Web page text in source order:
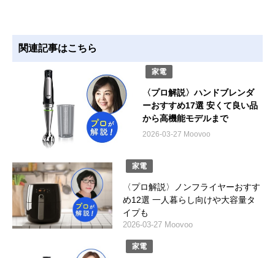
関連記事はこちら
家電
〈プロ解説〉ハンドブレンダ
ーおすすめ17選 安くて良い品
から高機能モデルまで
2026-03-27 Moovoo
家電
〈プロ解説〉ノンフライヤーおすす
め12選 一人暮らし向けや大容量タ
イプも
2026-03-27 Moovoo
家電